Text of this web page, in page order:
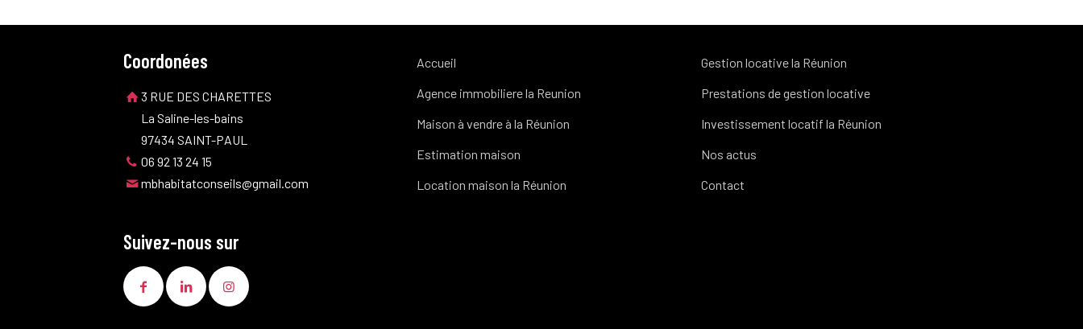
Coordonées
3 RUE DES CHARETTES
La Saline-les-bains
97434 SAINT-PAUL
06 92 13 24 15
mbhabitatconseils@gmail.com
Suivez-nous sur
Accueil
Agence immobiliere la Reunion
Maison à vendre à la Réunion
Estimation maison
Location maison la Réunion
Gestion locative la Réunion
Prestations de gestion locative
Investissement locatif la Réunion
Nos actus
Contact